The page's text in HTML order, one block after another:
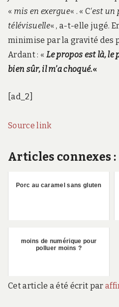
« mis en exergue« . « C‘est
télévisuelle« , a-t-elle jugé.
minimise par la gravité des
Ardant : « Le propos est là, le
bien sûr, il m’a choqué.«
[ad_2]
Source link
Articles connexes :
Porc au caramel sans gluten
moins de numérique pour
polluer moins ?
Cet article a été écrit par